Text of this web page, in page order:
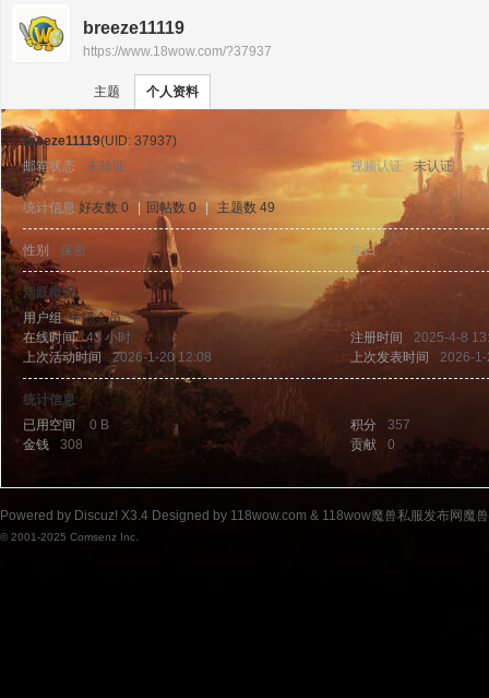
8w
›
breeze11119
https://www.18wow.com/?37937
主题 个人资料
breeze11119(UID: 37937)
邮箱状态
未验证 视频认证 未认证
统计信息 好友数 0 回帖数 0 主题数 49
性别 保密 生日 -
活跃概况
用户组中级会员
在线时间
43 小时 注册时间
2025-4-8
上次活动时间
2026-1-20 12:08 上次发表时间 2026-
统计信息
已用空间
0 B 积分
357
金钱
308 贡献 0
Powered by Discuz! X3.4 Designed by 118wow.com & 118wow魔兽私服发布网魔
© 2001-2025 Comsenz Inc.